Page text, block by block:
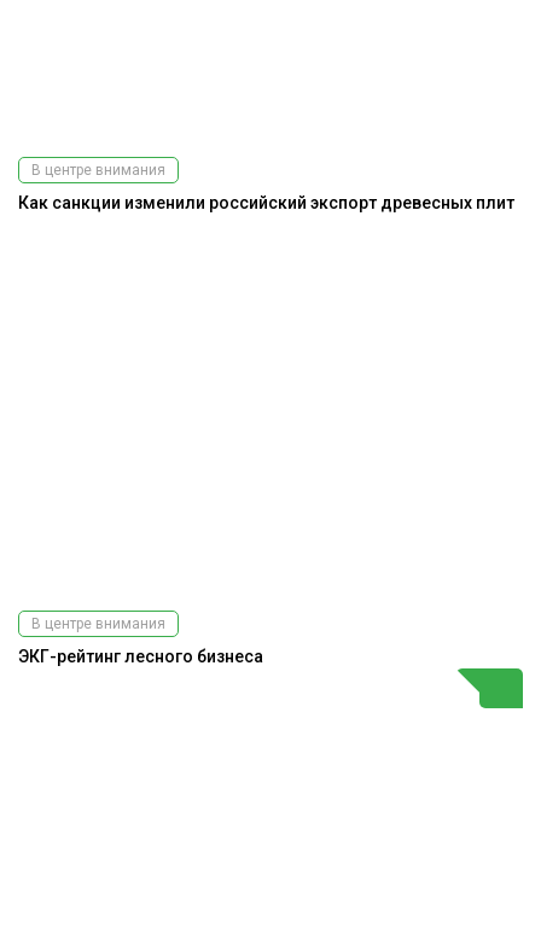
В центре внимания
Как санкции изменили российский экспорт древесных плит
В центре внимания
ЭКГ-рейтинг лесного бизнеса